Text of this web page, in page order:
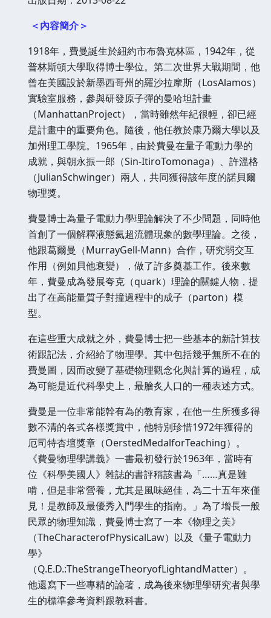
＜內容簡介＞
1918年，費曼誕生於紐約市布魯克林區，1942年，從
普林斯頓大學取得博士學位。第二次世界大戰期間，他
曾在美國設於新墨西哥州的羅沙拉摩斯（LosAlamos）
實驗室服務，參與研發原子彈的曼哈坦計畫
（ManhattanProject），當時雖然年紀很輕，卻已經
是計畫中的重要角色。隨後，他任教於康乃爾大學以及
加州理工學院。1965年，由於費曼在量子電動力學的
成就，與朝永振一郎（Sin-ItiroTomonaga）、許溫格
（JulianSchwinger）兩人，共同獲得該年度的諾貝爾
物理獎。
費曼博士為量子電動力學理論解決了不少問題，同時他
首創了一個解釋液態氦超流體現象的數學理論。之後，
他跟葛爾曼（MurrayGell-Mann）合作，研究弱交互
作用（例如貝他衰變），做了許多奠基工作。後來數
年，費曼成為發展夸克（quark）理論的關鍵人物，提
出了在高能量質子對撞過程中的成子（parton）模
型。
在這些重大成就之外，費曼博士把一些基本的新計算技
術跟記法，介紹給了物理學。其中包括幾乎無所不在的
費曼圖，因而改變了基礎物理觀念化與計算的過程，成
為可能是近代科學史上，最膾炙人口的一種表述方式。
費曼是一位非常能幹有為的教育家，在他一生所獲多得
數不清的各式各樣獎賞中，他特別珍惜1972年獲得的
厄司特杏壇獎章（OerstedMedalforTeaching）。
《費曼物理學講義》一書最初發行於1963年，當時有
位《科學美國人》雜誌的書評稱該書為「……真是難
啃，但是非常營養，尤其是風味絕佳，為二十五年來僅
見！是教師及最優秀入門學生的指南。」為了增長一般
民眾的物理知識，費曼博士寫了一本《物理之美》
（TheCharacterofPhysicalLaw）以及《量子電動力
學》
（Q.E.D.:TheStrangeTheoryofLightandMatter）。
他還寫下一些專精的論著，成為後來物理學研究者與學
生的標準參考資料跟教科書。